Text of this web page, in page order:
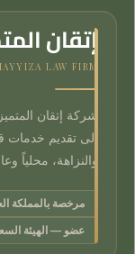
إتقان
LAW FIRM
شركة إتقان
إلى تقديم خدمات
والنزاهة، محلياً
مرخصة بالمملكة
عضو — الهيئة